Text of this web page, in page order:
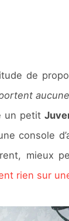
de
un petit
console
mieux
rien sur